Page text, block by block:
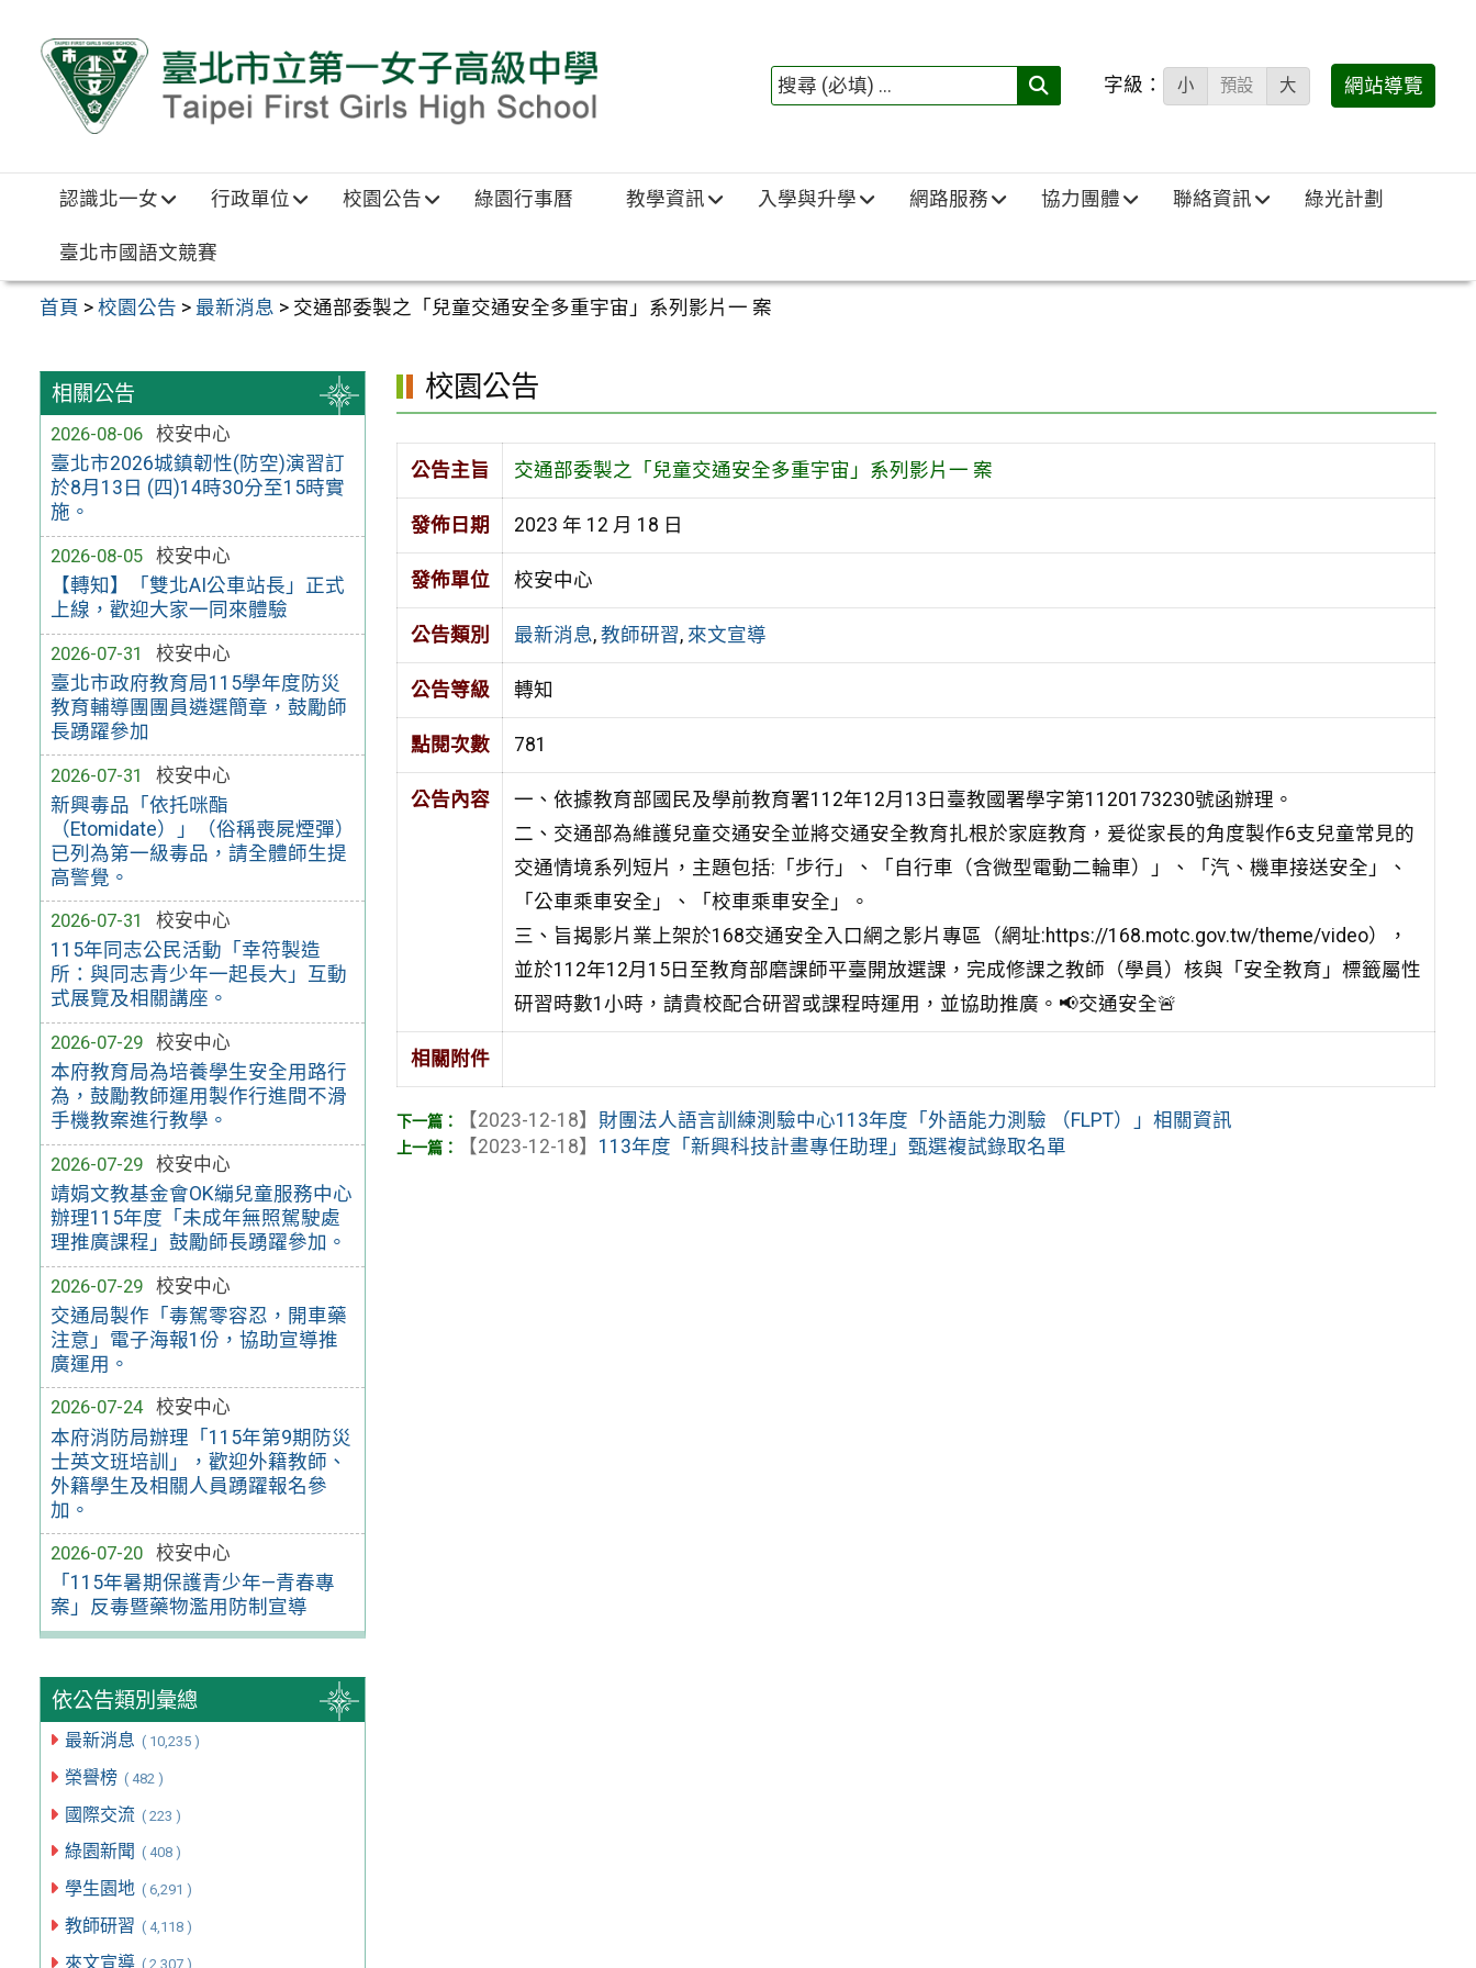
搜
填)：
字級： 小 預設 大 網站導覽
認識北一女 行政單位 校園公告 綠園行事曆 教學資訊 入學與升學 網路服務 協力團體 聯絡資訊 綠光計劃
臺北市國語文競賽
首頁 >校園公告 > 最新消息 > 交通部委製之「兒童交通安全多重宇宙」系列影片一 案
相關公告
2026-08-06
校安中心
臺北市2026城鎮韌性(防空)演習訂
於8月13日 (四)14時30分至15時實
施。
2026-08-05
校安中心
【轉知】「雙北AI公車站長」正式
上線，歡迎大家一同來體驗
2026-07-31
校安中心
臺北市政府教育局115學年度防災
教育輔導團團員遴選簡章，鼓勵師
長踴躍參加
2026-07-31
校安中心
新興毒品「依托咪酯
（Etomidate）」（俗稱喪屍煙彈）
已列為第一級毒品，請全體師生提
高警覺。
2026-07-31
校安中心
115年同志公民活動「幸符製造
所：與同志青少年一起長大」互動
式展覽及相關講座。
2026-07-29
校安中心
本府教育局為培養學生安全用路行
為，鼓勵教師運用製作行進間不滑
手機教案進行教學。
2026-07-29
校安中心
靖娟文教基金會OK繃兒童服務中心
辦理115年度「未成年無照駕駛處
理推廣課程」鼓勵師長踴躍參加。
2026-07-29
校安中心
交通局製作「毒駕零容忍，開車藥
注意」電子海報1份，協助宣導推
廣運用。
2026-07-24
校安中心
本府消防局辦理「115年第9期防災
士英文班培訓」，歡迎外籍教師、
外籍學生及相關人員踴躍報名參
加。
2026-07-20
校安中心
「115年暑期保護青少年—青春專
案」反毒暨藥物濫用防制宣導
依公告類別彙總
最新消息 ( 10,235 )
榮譽榜 ( 482 )
國際交流 ( 223 )
綠園新聞 ( 408 )
學生園地 ( 6,291 )
教師研習 ( 4,118 )
來文宣導 ( 2,307 )
校園公告
公告主旨 交通部委製之「兒童交通安全多重宇宙」系列影片一 案
發佈日期 2023 年 12 月 18 日
發佈單位 校安中心
公告類別 最新消息, 教師研習, 來文宣導
公告等級 轉知
點閱次數 781
公告內容
一、依據教育部國民及學前教育署112年12月13日臺教國署學字第1120173230號函辦理。
二、交通部為維護兒童交通安全並將交通安全教育扎根於家庭教育，爰從家長的角度製作6支兒童常見的
交通情境系列短片，主題包括:「步行」、「自行車（含微型電動二輪車）」、「汽、機車接送安全」、
「公車乘車安全」、「校車乘車安全」。
三、旨揭影片業上架於168交通安全入口網之影片專區（網址:https://168.motc.gov.tw/theme/video），
並於112年12月15日至教育部磨課師平臺開放選課，完成修課之教師（學員）核與「安全教育」標籤屬性
研習時數1小時，請貴校配合研習或課程時運用，並協助推廣。📢交通安全🚨
相關附件
【2023-12-18】 財團法人語言訓練測驗中心113年度「外語能力測驗 （FLPT）」相關資訊
【2023-12-18】 113年度「新興科技計畫專任助理」甄選複試錄取名單